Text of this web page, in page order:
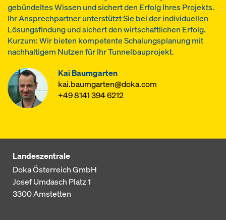
gebündeltes Wissen und sichert den Erfolg Ihres Projekts.
Ihr Ansprechpartner unterstützt Sie bei der individuellen
Lösungsfindung und sichert den wirtschaftlichen Erfolg.
Kurzum: Wir bieten kompetente Schalungsplanung mit
nachhaltigem Nutzen für Ihr Tunnelbauprojekt.
Kai Baumgarten
kai.baumgarten@doka.com
+49 8141 394 6212
Landeszentrale
Doka Österreich GmbH
Josef Umdasch Platz 1
3300Amstetten